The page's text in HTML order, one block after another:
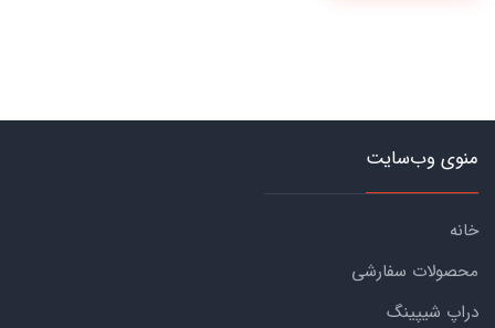
منوی وب‌سایت
خانه
محصولات سفارشی
دراپ شیپینگ